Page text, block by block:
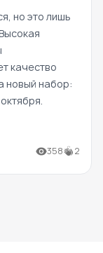
но это лишь
качество
новый набор:
358 2